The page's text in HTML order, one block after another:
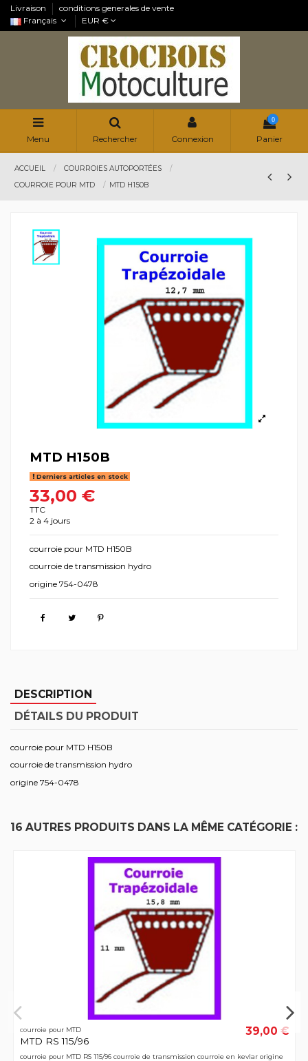
Livraison
conditions generales de vente
Français
EUR €
Menu Rechercher Connexion
0
Panier
ACCUEIL
COURROIES AUTOPORTÉES
COURROIE POUR MTD
MTD H150B
MTD H150B
Derniers articles en stock
33,00 €
TTC
2 à 4 jours
courroie pour MTD H150B
courroie de transmission hydro
origine 754-0478
DESCRIPTION
DÉTAILS DU PRODUIT
courroie pour MTD H150B
courroie de transmission hydro
origine 754-0478
16 AUTRES PRODUITS DANS LA MÊME CATÉGORIE :
courroie pour MTD
MTD RS 115/96
39,00 €
courroie pour MTD RS 115/96 courroie de transmission courroie en kevlar origine